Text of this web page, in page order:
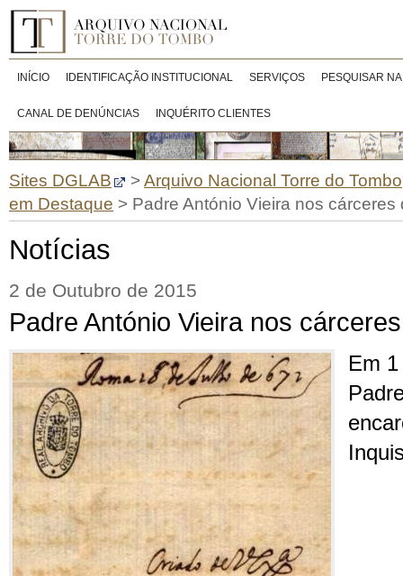
INÍCIO IDENTIFICAÇÃO INSTITUCIONAL SERVIÇOS PESQUISAR
CANAL DE DENÚNCIAS INQUÉRITO CLIENTES
Sites DGLAB >Arquivo Nacional Torre do Tombo
em Destaque > Padre António Vieira nos cárceres
Notícias
2 de Outubro de 2015
Padre António Vieira nos
Em